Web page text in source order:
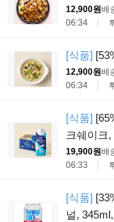
12,900원배
06:34
[식품]
12,900원배
06:34
[식품]
크쉐이크,
19,900원배
06:33
[식품]
널,